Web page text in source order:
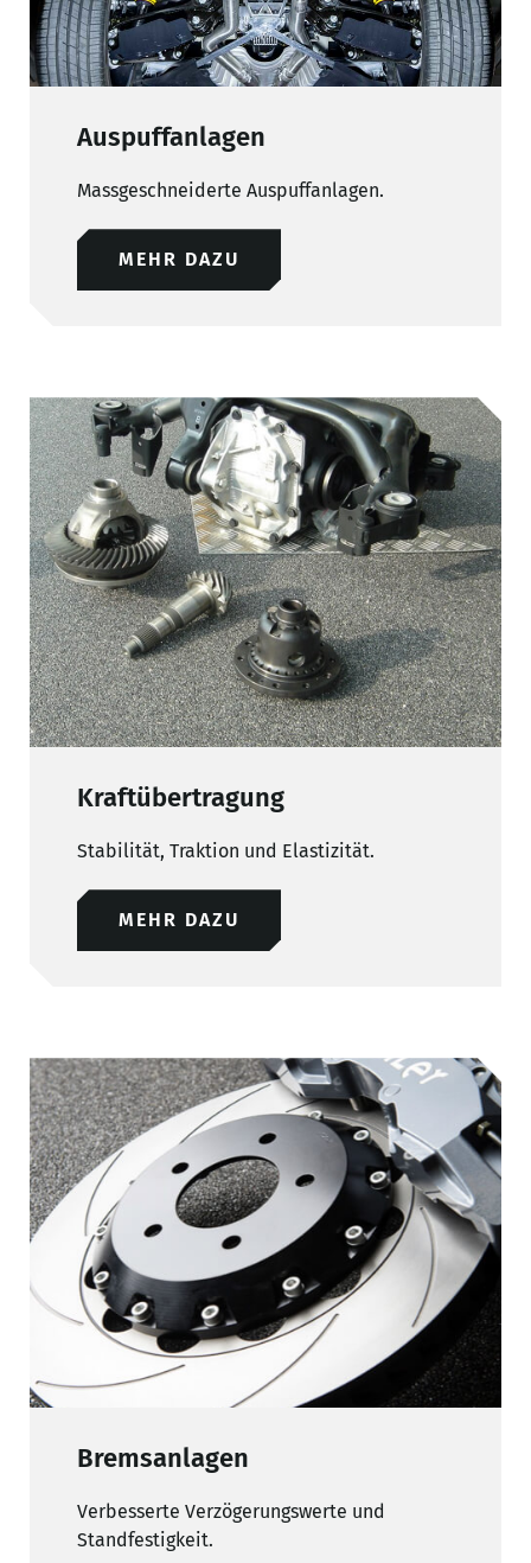
Auspuffanlagen
Massgeschneiderte Auspuffanlagen.
MEHR DAZU
Kraftübertragung
Stabilität, Traktion und Elastizität.
MEHR DAZU
Bremsanlagen
Verbesserte Verzögerungswerte und
Standfestigkeit.